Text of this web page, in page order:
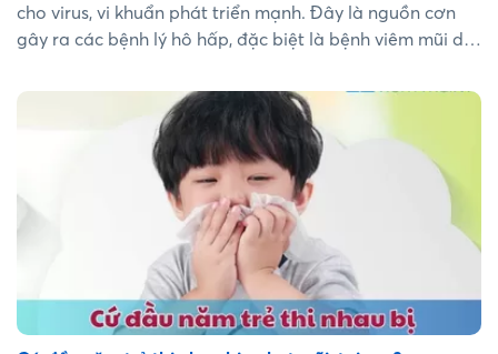
cho virus, vi khuẩn phát triển mạnh. Đây là nguồn cơn
gây ra các bệnh lý hô hấp, đặc biệt là bệnh viêm mũi dị
thiện tình trạng khó chịu. Bài viết này sẽ đưa ra biện
pháp giải cứu mũi xoang khỏi viêm mũi dị ứng....